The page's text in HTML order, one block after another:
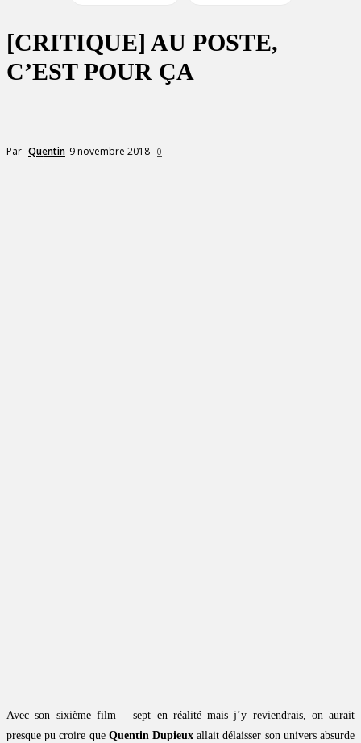
[CRITIQUE] AU POSTE,
C’EST POUR ÇA
Par Quentin 9 novembre 2018 0
Avec son sixième film – sept en réalité mais j’y reviendrais, on aurait
presque pu croire que Quentin Dupieux allait délaisser son univers absurde